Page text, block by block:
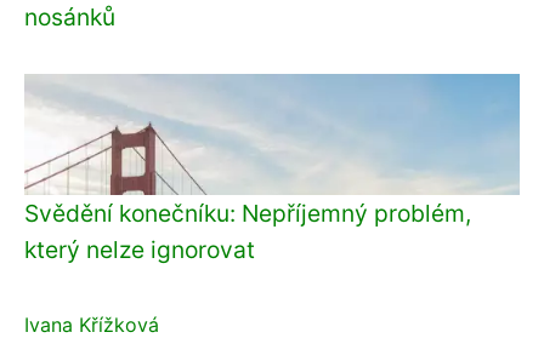
nosánků
Svědění konečníku: Nepříjemný problém,
který nelze ignorovat
Ivana Křížková